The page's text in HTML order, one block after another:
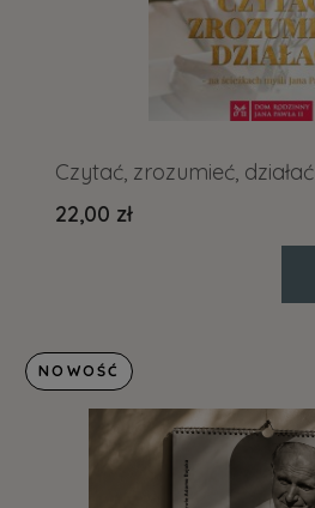
Czytać, zrozumieć, działać
22,00 zł
NOWOŚĆ